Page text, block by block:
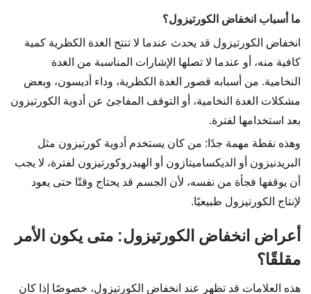
ما أسباب انخفاض الكورتيزول؟
انخفاض الكورتيزول قد يحدث عندما لا تنتج الغدة الكظرية كمية
كافية منه، أو عندما لا تصلها الإشارات المناسبة من الغدة
النخامية. من أسبابه قصور الغدة الكظرية، وداء أديسون، وبعض
مشكلات الغدة النخامية، أو التوقف المفاجئ عن أدوية الكورتيزون
بعد استخدامها لفترة.
وهذه نقطة مهمة جدًا: من كان يستخدم أدوية كورتيزون مثل
البريدنيزون أو الديكساميتازون أو الهيدروكورتيزون لفترة، لا يجب
أن يوقفها فجأة من نفسه، لأن الجسم قد يحتاج وقتًا حتى يعود
لإنتاج الكورتيزول طبيعيًا.
أعراض انخفاض الكورتيزول: متى يكون الأمر
مقلقًا؟
هذه العلامات قد تظهر عند انخفاض الكورتيزول، خصوصًا إذا كان